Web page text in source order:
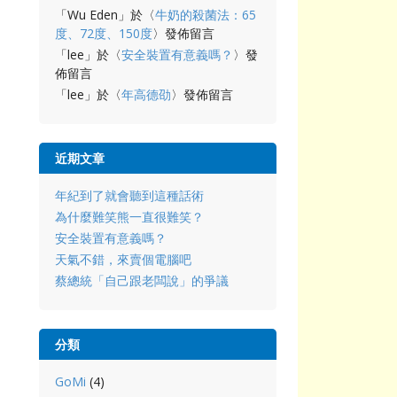
「Wu Eden 」於〈牛奶的殺菌法：65
度、72度、150度〉發佈留言
「lee 」於〈安全裝置有意義嗎？ 〉發
佈留言
「lee 」於〈年高德劭〉發佈留言
近期文章
年紀到了就會聽到這種話術
為什麼難笑熊一直很難笑？
安全裝置有意義嗎？
天氣不錯，來賣個電腦吧
蔡總統「自己跟老闆說」的爭議
分類
GoMi (4)